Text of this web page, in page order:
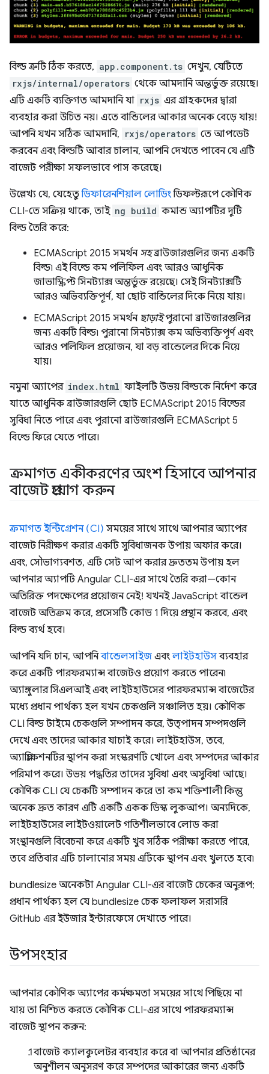
বিল্ড ত্রুটি ঠিক করতে, app.component.ts দেখুন, যেটিতে
rxjs/internal/operators থেকে আমদানি অন্তর্ভুক্ত রয়েছে।
এটি একটি ব্যক্তিগত আমদানি যা rxjs এর গ্রাহকদের দ্বারা
ব্যবহার করা উচিত নয়। এতে বান্ডিলের আকার অনেক বেড়ে যায়!
আপনি যখন সঠিক আমদানি, rxjs/operators তে আপডেট
করবেন এবং বিল্ডটি আবার চালান, আপনি দেখতে পাবেন যে এটি
বাজেট পরীক্ষা সফলভাবে পাস করেছে।
উল্লেখ্য যে, যেহেতুডিফারেনশিয়াল লোডিংডিফল্টরূপে কৌণিক
CLI-তে সক্রিয় থাকে, তাই ng build কমান্ড অ্যাপটির দুটি
বিল্ড তৈরি করে:
ECMAScript 2015 সমর্থন সহব্রাউজারগুলির জন্য একটি
বিল্ড৷ এই বিল্ডে কম পলিফিল এবং আরও আধুনিক
জাভাস্ক্রিপ্ট সিনট্যাক্স অন্তর্ভুক্ত রয়েছে। সেই সিনট্যাক্সটি
আরও অভিব্যক্তিপূর্ণ, যা ছোট বান্ডিলের দিকে নিয়ে যায়।
ECMAScript 2015 সমর্থন ছাড়াইপুরানো ব্রাউজারগুলির
জন্য একটি বিল্ড৷ পুরানো সিনট্যাক্স কম অভিব্যক্তিপূর্ণ এবং
আরও পলিফিল প্রয়োজন, যা বড় বান্ডেলের দিকে নিয়ে
যায়।
নমুনা অ্যাপের index.html ফাইলটি উভয় বিল্ডকে নির্দেশ করে
যাতে আধুনিক ব্রাউজারগুলি ছোট ECMAScript 2015 বিল্ডের
সুবিধা নিতে পারে এবং পুরানো ব্রাউজারগুলি ECMAScript 5
বিল্ডে ফিরে যেতে পারে।
ক্রমাগত একীকরণের অংশ হিসাবে আপনার
বাজেট প্রয়োগ করুন
ক্রমাগত ইন্টিগ্রেশন (CI) সময়ের সাথে সাথে আপনার অ্যাপের
বাজেট নিরীক্ষণ করার একটি সুবিধাজনক উপায় অফার করে।
এবং, সৌভাগ্যবশত, এটি সেট আপ করার দ্রুততম উপায় হল
আপনার অ্যাপটি Angular CLI-এর সাথে তৈরি করা—কোন
অতিরিক্ত পদক্ষেপের প্রয়োজন নেই! যখনই JavaScript বান্ডেল
বাজেট অতিক্রম করে, প্রসেসটি কোড 1 দিয়ে প্রস্থান করবে, এবং
বিল্ড ব্যর্থ হবে।
আপনি যদি চান, আপনিবান্ডেলসাইজ এবংলাইটহাউসব্যবহার
করে একটি পারফরম্যান্স বাজেটও প্রয়োগ করতে পারেন৷
অ্যাঙ্গুলার সিএলআই এবং লাইটহাউসের পারফরম্যান্স বাজেটের
মধ্যে প্রধান পার্থক্য হল যখন চেকগুলি সঞ্চালিত হয়। কৌণিক
CLI বিল্ড টাইমে চেকগুলি সম্পাদন করে, উত্পাদন সম্পদগুলি
দেখে এবং তাদের আকার যাচাই করে। লাইটহাউস, তবে,
অ্যাপ্লিকেশনটির স্থাপন করা সংস্করণটি খোলে এবং সম্পদের আকার
পরিমাপ করে। উভয় পদ্ধতির তাদের সুবিধা এবং অসুবিধা আছে।
কৌণিক CLI যে চেকটি সম্পাদন করে তা কম শক্তিশালী কিন্তু
অনেক দ্রুত কারণ এটি একটি একক ডিস্ক লুকআপ। অন্যদিকে,
লাইটহাউসের লাইটওয়ালেট গতিশীলভাবে লোড করা
সংস্থানগুলি বিবেচনা করে একটি খুব সঠিক পরীক্ষা করতে পারে,
তবে প্রতিবার এটি চালানোর সময় এটিকে স্থাপন এবং খুলতে হবে৷
bundlesize অনেকটা Angular CLI-এর বাজেট চেকের অনুরূপ;
প্রধান পার্থক্য হল যে bundlesize চেক ফলাফল সরাসরি
GitHub এর ইউজার ইন্টারফেসে দেখাতে পারে।
উপসংহার
আপনার কৌণিক অ্যাপের কর্মক্ষমতা সময়ের সাথে পিছিয়ে না
যায় তা নিশ্চিত করতে কৌণিক CLI-এর সাথে পারফরম্যান্স
বাজেট স্থাপন করুন:
বাজেট ক্যালকুলেটর ব্যবহার করে বা আপনার প্রতিষ্ঠানের
অনুশীলন অনুসরণ করে সম্পদের আকারের জন্য একটি